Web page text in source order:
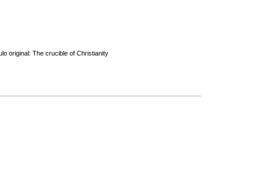
original: The crucible of Christianity